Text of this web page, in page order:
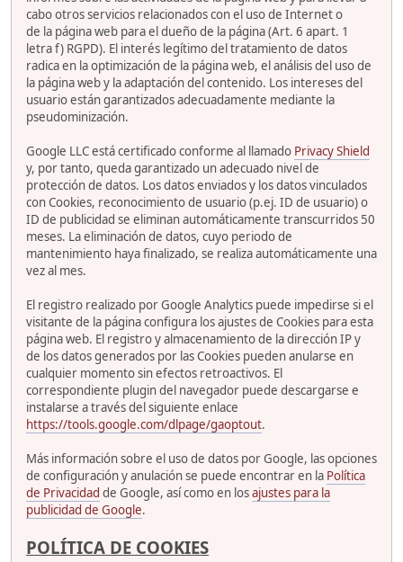
cabo otros servicios relacionados con el uso de Internet o
de la página web para el dueño de la página (Art. 6 apart. 1
letra f) RGPD). El interés legítimo del tratamiento de datos
radica en la optimización de la página web, el análisis del uso de
la página web y la adaptación del contenido. Los intereses del
usuario están garantizados adecuadamente mediante la
pseudominización.
Google LLC está certificado conforme al llamado Privacy Shield
y, por tanto, queda garantizado un adecuado nivel de
protección de datos. Los datos enviados y los datos vinculados
con Cookies, reconocimiento de usuario (p.ej. ID de usuario) o
ID de publicidad se eliminan automáticamente transcurridos 50
meses. La eliminación de datos, cuyo periodo de
mantenimiento haya finalizado, se realiza automáticamente una
vez al mes.
El registro realizado por Google Analytics puede impedirse si el
visitante de la página configura los ajustes de Cookies para esta
página web. El registro y almacenamiento de la dirección IP y
de los datos generados por las Cookies pueden anularse en
cualquier momento sin efectos retroactivos. El
correspondiente plugin del navegador puede descargarse e
instalarse a través del siguiente enlace
https://tools.google.com/dlpage/gaoptout.
Más información sobre el uso de datos por Google, las opciones
de configuración y anulación se puede encontrar en la Política
de Privacidad de Google, así como en losajustes para la
publicidad de Google.
POLÍTICA DE COOKIES